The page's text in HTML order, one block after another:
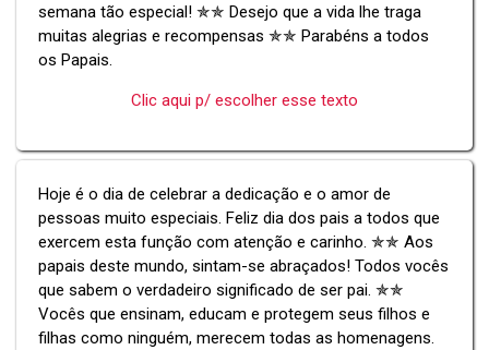
semana tão especial! ✯✯ Desejo que a vida lhe traga
muitas alegrias e recompensas ✯✯ Parabéns a todos
os Papais.
Clic aqui p/ escolher esse texto
Hoje é o dia de celebrar a dedicação e o amor de
pessoas muito especiais. Feliz dia dos pais a todos que
exercem esta função com atenção e carinho. ✯✯ Aos
papais deste mundo, sintam-se abraçados! Todos vocês
que sabem o verdadeiro significado de ser pai. ✯✯
Vocês que ensinam, educam e protegem seus filhos e
filhas como ninguém, merecem todas as homenagens.